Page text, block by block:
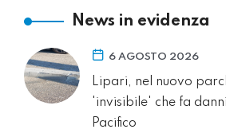
News in evidenza
6 AGOSTO 2026
Lipari, nel nuovo
'invisibile' che fa
Pacifico